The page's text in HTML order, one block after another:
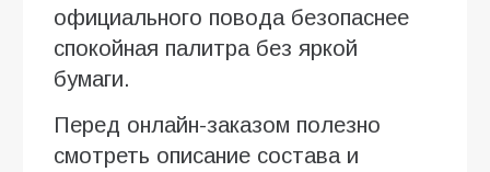
официального повода безопаснее
спокойная палитра без яркой
бумаги.
Перед онлайн-заказом полезно
смотреть описание состава и